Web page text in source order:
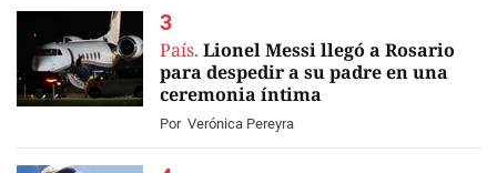
País. Lionel Messi llegó a Rosario
para despedir a su padre en una
ceremonia íntima
Por Verónica Pereyra